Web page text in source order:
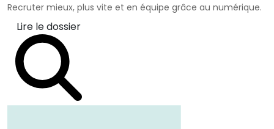
Recruter mieux, plus vite et en équipe grâce au numérique.
Lire le dossier